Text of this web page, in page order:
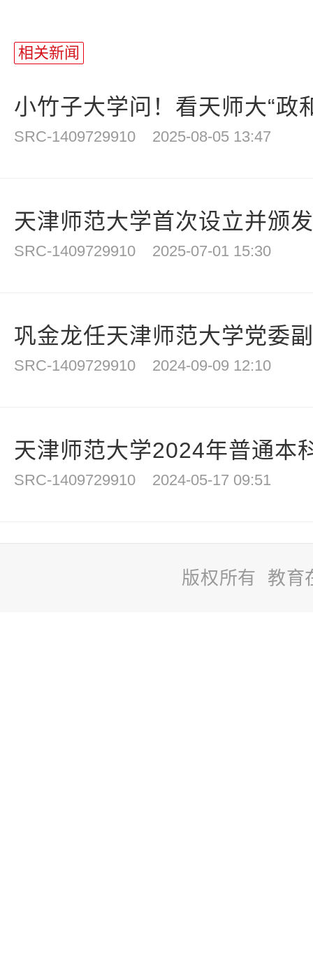
相关新闻
小竹子大学问！看天师大“政
SRC-1409729910 2025-08-05 13:47
天津师范大学首次设立并颁
SRC-1409729910 2025-07-01 15:30
巩金龙任天津师范大学党委
SRC-1409729910 2024-09-09 12:10
天津师范大学2024年普通本
SRC-1409729910 2024-05-17 09:51
版权所有 教育